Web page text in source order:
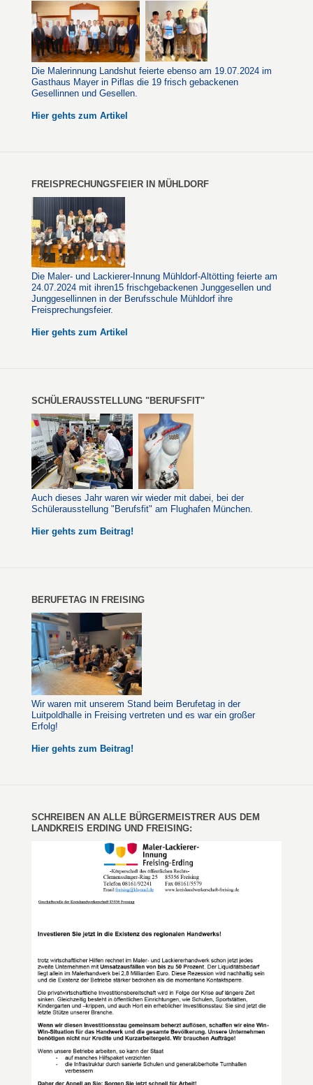
Die Malerinnung Landshut feierte ebenso am 19.07.2024 im
Gasthaus Mayer in Piflas die 19 frisch gebackenen
Gesellinnen und Gesellen.
Hier gehts zum Artikel
FREISPRECHUNGSFEIER IN MÜHLDORF
Die Maler- und Lackierer-Innung Mühldorf-Altötting feierte am
24.07.2024 mit ihren15 frischgebackenen Junggesellen und
Junggesellinnen in der Berufsschule Mühldorf ihre
Freisprechungsfeier.
Hier gehts zum Artikel
SCHÜLERAUSSTELLUNG "BERUFSFIT"
Auch dieses Jahr waren wir wieder mit dabei, bei der
Schülerausstellung "Berufsfit" am Flughafen München.
Hier gehts zum Beitrag!
BERUFETAG IN FREISING
Wir waren mit unserem Stand beim Berufetag in der
Luitpoldhalle in Freising vertreten und es war ein großer
Erfolg!
Hier gehts zum Beitrag!
SCHREIBEN AN ALLE BÜRGERMEISTRER AUS DEM
LANDKREIS ERDING UND FREISING: